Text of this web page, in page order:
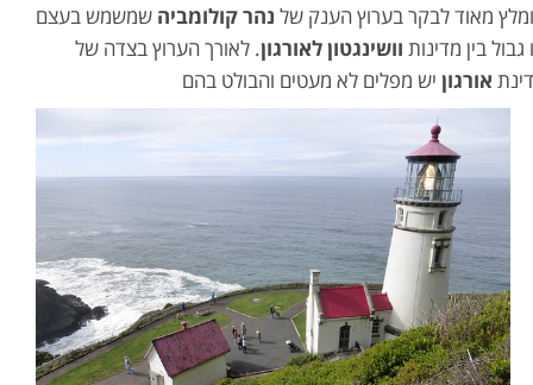
מאוד לבקר בערוץ הענק של נהר קולומביה שמשמש בעצם
גבול בין מדינות וושינגטון לאורגון. לאורך הערוץ בצדה של
אורגון יש מפלים לא מעטים והבולט בהם